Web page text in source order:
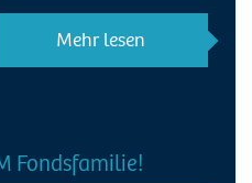
Mehr lesen
Fondsfamilie!